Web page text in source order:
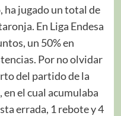
ha jugado un total de
En Liga Endesa
un 50% en
Por no olvidar
del partido de la
el cual acumulaba
errada, 1 rebote y 4